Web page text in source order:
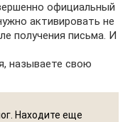
официальный
активировать не
получения письма. И
называете свою
Находите еще